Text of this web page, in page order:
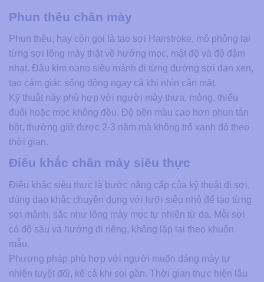
Phun thêu chân mày
Phun thêu, hay còn gọi là tạo sợi Hairstroke, mô phỏng lại
từng sợi lông mày thật về hướng mọc, mật độ và độ đậm
nhạt. Đầu kim nano siêu mảnh đi từng đường sợi đan xen,
tạo cảm giác sống động ngay cả khi nhìn cận mặt.
Kỹ thuật này phù hợp với người mày thưa, mỏng, thiếu
đuôi hoặc mọc không đều. Độ bền màu cao hơn phun tán
bột, thường giữ được 2-3 năm mà không trổ xanh đỏ theo
thời gian.
Điêu khắc chân mày siêu thực
Điêu khắc siêu thực là bước nâng cấp của kỹ thuật đi sợi,
dùng dao khắc chuyên dụng với lưỡi siêu nhỏ để tạo từng
sợi mảnh, sắc như lông mày mọc tự nhiên từ da. Mỗi sợi
có độ sâu và hướng đi riêng, không lặp lại theo khuôn
mẫu.
Phương pháp phù hợp với người muốn dáng mày tự
nhiên tuyệt đối, kể cả khi soi gần. Thời gian thực hiện lâu